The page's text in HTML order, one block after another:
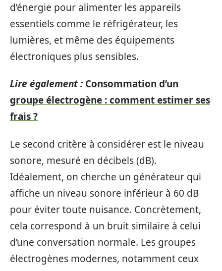
d’énergie pour alimenter les appareils
essentiels comme le réfrigérateur, les
lumières, et même des équipements
électroniques plus sensibles.
Lire également : Consommation d’un
groupe électrogène : comment estimer ses
frais ?
Le second critère à considérer est le niveau
sonore, mesuré en décibels (dB).
Idéalement, on cherche un générateur qui
affiche un niveau sonore inférieur à 60 dB
pour éviter toute nuisance. Concrètement,
cela correspond à un bruit similaire à celui
d’une conversation normale. Les groupes
électrogènes modernes, notamment ceux